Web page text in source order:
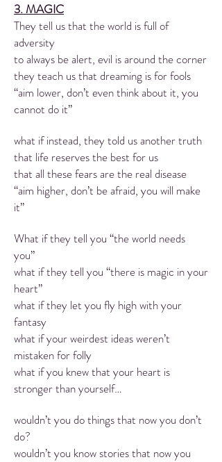
3. MAGIC
They tell us that the world is full of
adversity
to always be alert, evil is around the corner
they teach us that dreaming is for fools
“aim lower, don’t even think about it, you
cannot do it”
what if instead, they told us another truth
that life reserves the best for us
that all these fears are the real disease
“aim higher, don’t be afraid, you will make
it”
What if they tell you “the world needs
you”
what if they tell you “there is magic in your
heart”
what if they let you fly high with your
fantasy
what if your weirdest ideas weren’t
mistaken for folly
what if you knew that your heart is
stronger than yourself…
wouldn’t you do things that now you don’t
do?
wouldn’t you know stories that now you